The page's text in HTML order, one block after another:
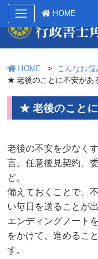
HOME
HOME
こんなお悩
★ 老後のことに不安があ
★ 老後のこと
老後の不安を少なく
言、任意後見契約、
ど。
備えておくことで、
い毎日を送ることが出
エンディングノート
をかけて、進めるこ
す。